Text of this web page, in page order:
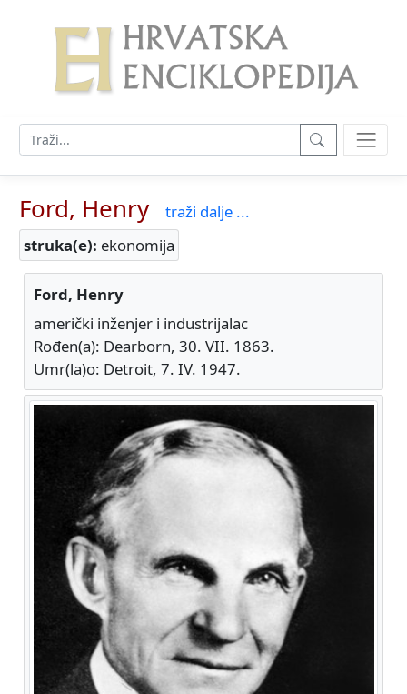
Ford, Henry
traži dalje ...
struka(e): ekonomija
Ford, Henry
američki inženjer i industrijalac
Rođen(a): Dearborn, 30. VII. 1863.
Umr(la)o: Detroit, 7. IV. 1947.